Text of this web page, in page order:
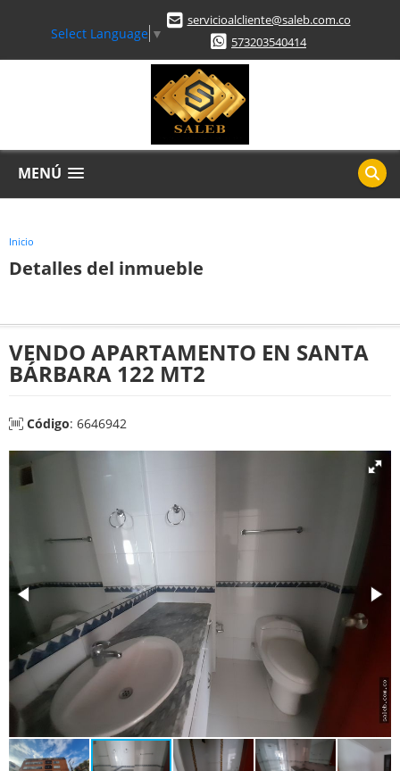
Select Language ▼
servicioalcliente@saleb.com.co
573203540414
MENÚ
Inicio
Detalles del inmueble
VENDO APARTAMENTO EN SANTA
BÁRBARA 122 MT2
Código: 6646942